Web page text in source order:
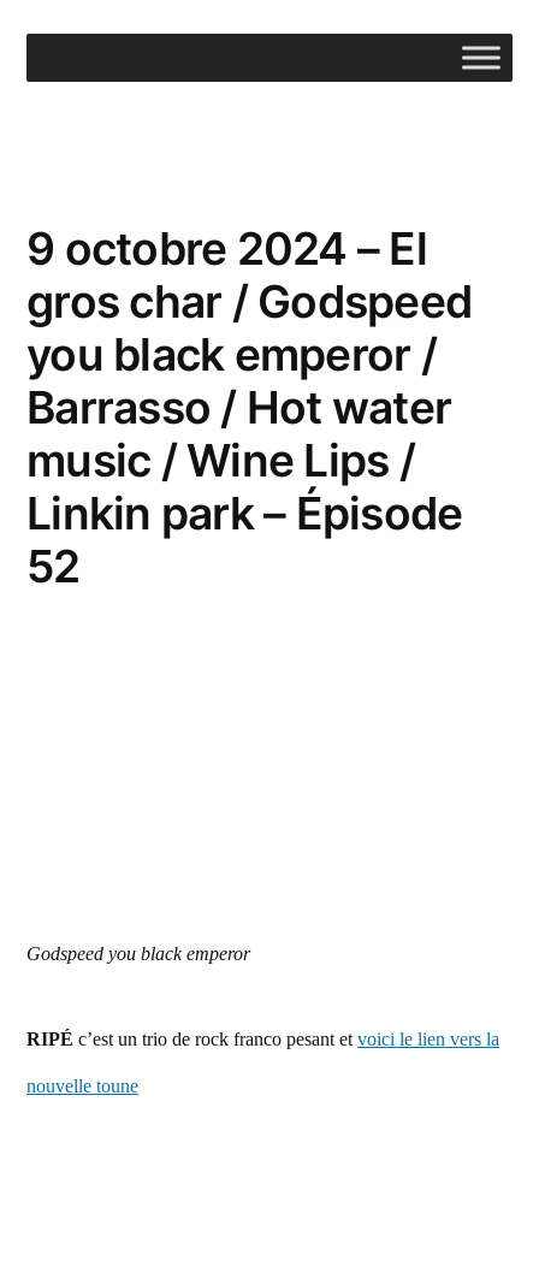
9 octobre 2024 – El
gros char / Godspeed
you black emperor /
Barrasso / Hot water
music / Wine Lips /
Linkin park – Épisode
52
Godspeed you black emperor
RIPÉ c’est un trio de rock franco pesant etvoici le lien vers la
nouvelle toune